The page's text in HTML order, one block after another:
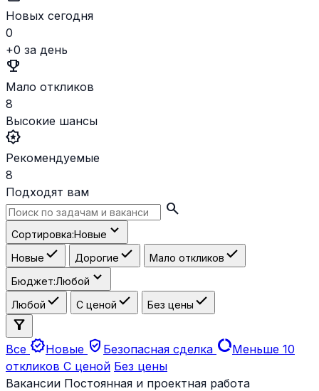
Новых сегодня
0
+0 за день
emoji_events
Мало откликов
8
Высокие шансы
award_star
Рекомендуемые
8
Подходят вам
search
Сортировка:Новые expand_more
Новые check Дорогие check Мало откликов check
Бюджет:Любой expand_more
Любой check С ценой check Без цены check
filter_alt
Все new_releasesНовые verified_user Безопасная сделка data_usageМеньше 10
откликов С ценой Без цены
Вакансии Постоянная и проектная работа